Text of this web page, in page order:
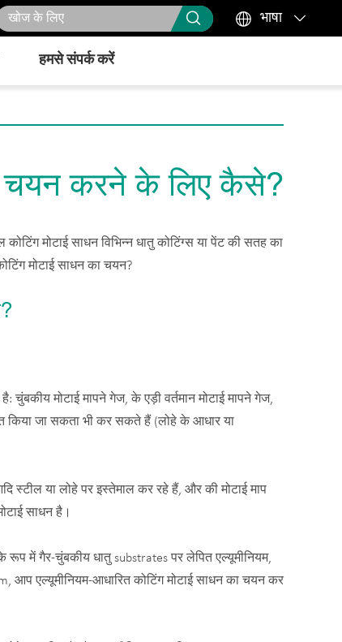
  भाषा 
हमसे संपर्क करें
चयन करने के लिए कैसे?
मोटाई साधन विभिन्न धातु कोटिंग्स या पेंट की सतह का
मोटाई साधन का चयन?
चुंबकीय मोटाई मापने गेज, के एड़ी वर्तमान मोटाई मापने गेज,
किया जा सकता भी कर सकते हैं (लोहे के आधार या
स्टील या लोहे पर इस्तेमाल कर रहे हैं, और की मोटाई माप
साधन है।
में गैर-चुंबकीय धातु substrates पर लेपित एल्यूमीनियम,
आप एल्यूमीनियम-आधारित कोटिंग मोटाई साधन का चयन कर